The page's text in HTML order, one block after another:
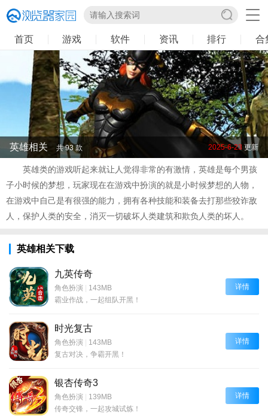
首页 游戏 软件 资讯 排行 合
英雄相关 共 93 款 2025-6-23 更新
英雄类的游戏听起来就让人觉得非常的有激情，英雄是每个男孩
子小时候的梦想，玩家现在在游戏中扮演的就是小时候梦想的人物，
在游戏中自己是有很强的能力，拥有各种技能和装备去打那些狡诈敌
人，保护人类的安全，消灭一切破坏人类建筑和欺负人类的坏人。
英雄相关下载
九英传奇
角色扮演
143MB
霸业作战，一起组队开黑！
详情
时光复古
角色扮演
143MB
复古对决，争霸开黑！
详情
银杏传奇3
角色扮演
139MB
传奇交锋，一起攻城试炼！
详情